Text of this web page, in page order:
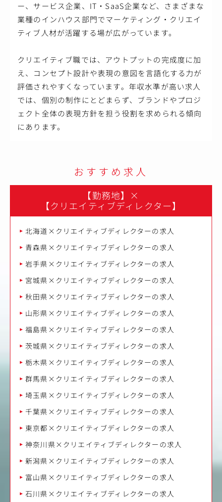
ー、サービス企業、IT・SaaS企業など、さまざまな
業種のインハウス部門でマーケティング・クリエイ
ティブ人材が活躍する場が広がっています。
クリエイティブ職では、アウトプットの完成度に加
え、コンセプト設計や表現の意図を言語化する力が
評価されやすくなっています。年収水準が高い求人
では、個別の制作にとどまらず、ブランドやプロジ
ェクト全体の表現方針を担う役割を求められる傾向
にあります。
おすすめ求人
【勤務地】
×
【クリエイティブディレクター】
北海道×クリエイティブディレクターの求人
青森県×クリエイティブディレクターの求人
岩手県×クリエイティブディレクターの求人
宮城県×クリエイティブディレクターの求人
秋田県×クリエイティブディレクターの求人
山形県×クリエイティブディレクターの求人
福島県×クリエイティブディレクターの求人
茨城県×クリエイティブディレクターの求人
栃木県×クリエイティブディレクターの求人
群馬県×クリエイティブディレクターの求人
埼玉県×クリエイティブディレクターの求人
千葉県×クリエイティブディレクターの求人
東京都×クリエイティブディレクターの求人
神奈川県×クリエイティブディレクターの求人
新潟県×クリエイティブディレクターの求人
富山県×クリエイティブディレクターの求人
石川県×クリエイティブディレクターの求人